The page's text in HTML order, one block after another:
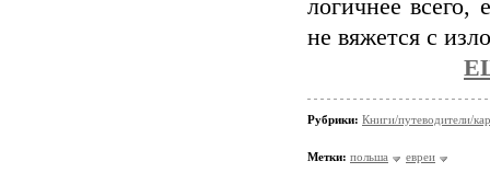
логичнее
не вяжется с
Рубрики: Книги/путеводители/
Метки: польша евреи